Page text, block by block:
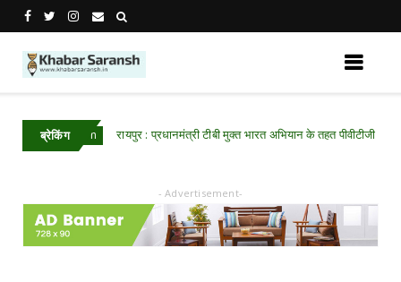
ब्रेकिंग रायपुर : प्रधानमंत्री टीबी मुक्त भारत अभियान के तहत पीवीटीजी क्षेत्रों में
- Advertisement-